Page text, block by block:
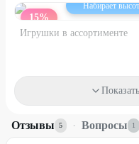
15%
Набирает
Игрушки в ассортименте
25%
Отзывы 5 · Вопросы 1